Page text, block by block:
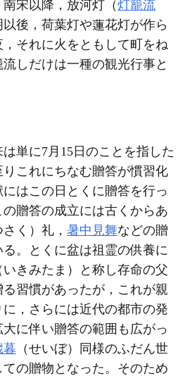
宋以降，放河灯（灯籠流
後，荷葉灯や蓮花灯が作ら
それに火をともして町をね
しだけは一種の観光行事と
単に7月15日のことを指した
これにちなむ贈答が慣習化
にはこの日とくに贈答を行っ
贈答の成立には古くからあ
く）礼， 暑中見舞などの贈
。とくに盆は祖霊の供養に
きみたま）と称し存命の父
習慣があったが，これが親
，さらには近代の都市の発
大に伴い贈答の範囲も広がっ
暮 （せいぼ）同様のふだん世
の贈物となった。そのため